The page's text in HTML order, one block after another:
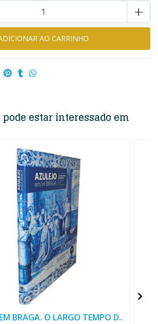
+
estar interessado em
BRAGA. O LARGO TEMPO D..